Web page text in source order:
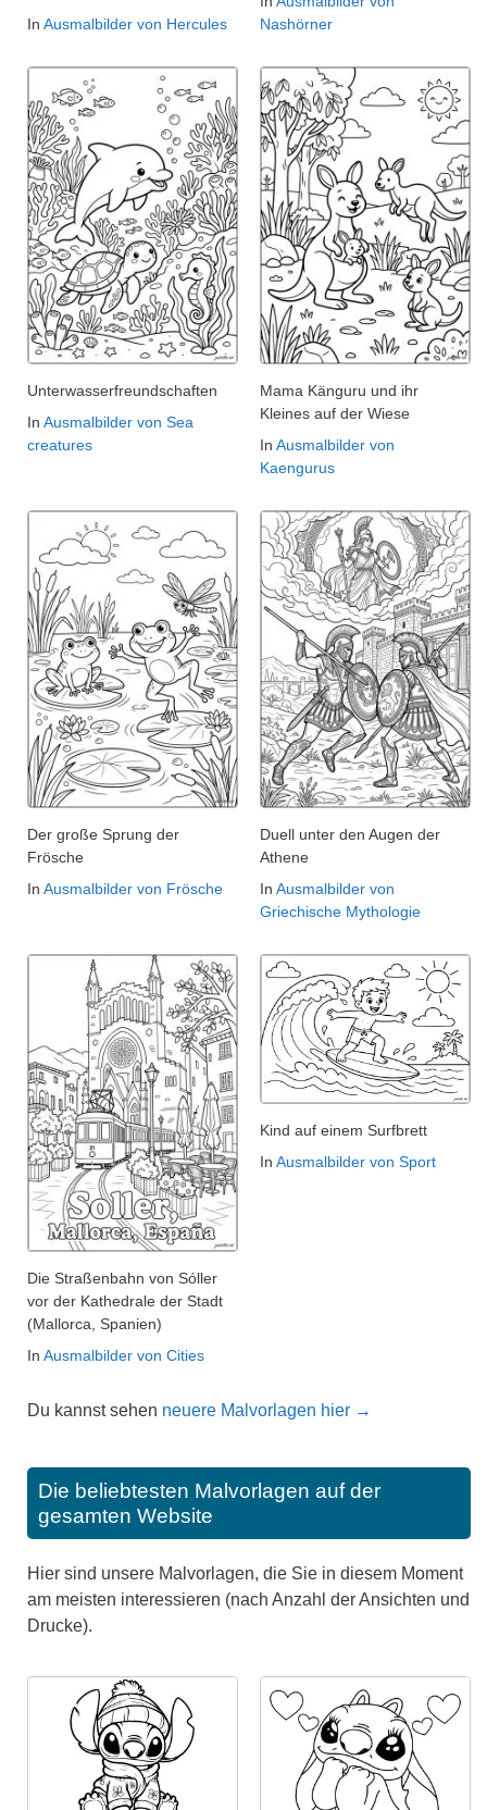
In Ausmalbilder von Hercules
Nashörner
Unterwasserfreundschaften
In Ausmalbilder von Sea
creatures
Mama Känguru und ihr
Kleines auf der Wiese
In Ausmalbilder von
Kaengurus
Der große Sprung der
Frösche
In Ausmalbilder von Frösche
Duell unter den Augen der
Athene
In Ausmalbilder von
Griechische Mythologie
Die Straßenbahn von Sóller
vor der Kathedrale der Stadt
(Mallorca, Spanien)
In Ausmalbilder von Cities
Kind auf einem Surfbrett
In Ausmalbilder von Sport
Du kannst sehen neuere Malvorlagen hier →
Die beliebtesten Malvorlagen auf der
gesamten Website
Hier sind unsere Malvorlagen, die Sie in diesem Moment
am meisten interessieren (nach Anzahl der Ansichten und
Drucke).